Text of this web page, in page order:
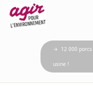
→ 12 000 porcs
usine !